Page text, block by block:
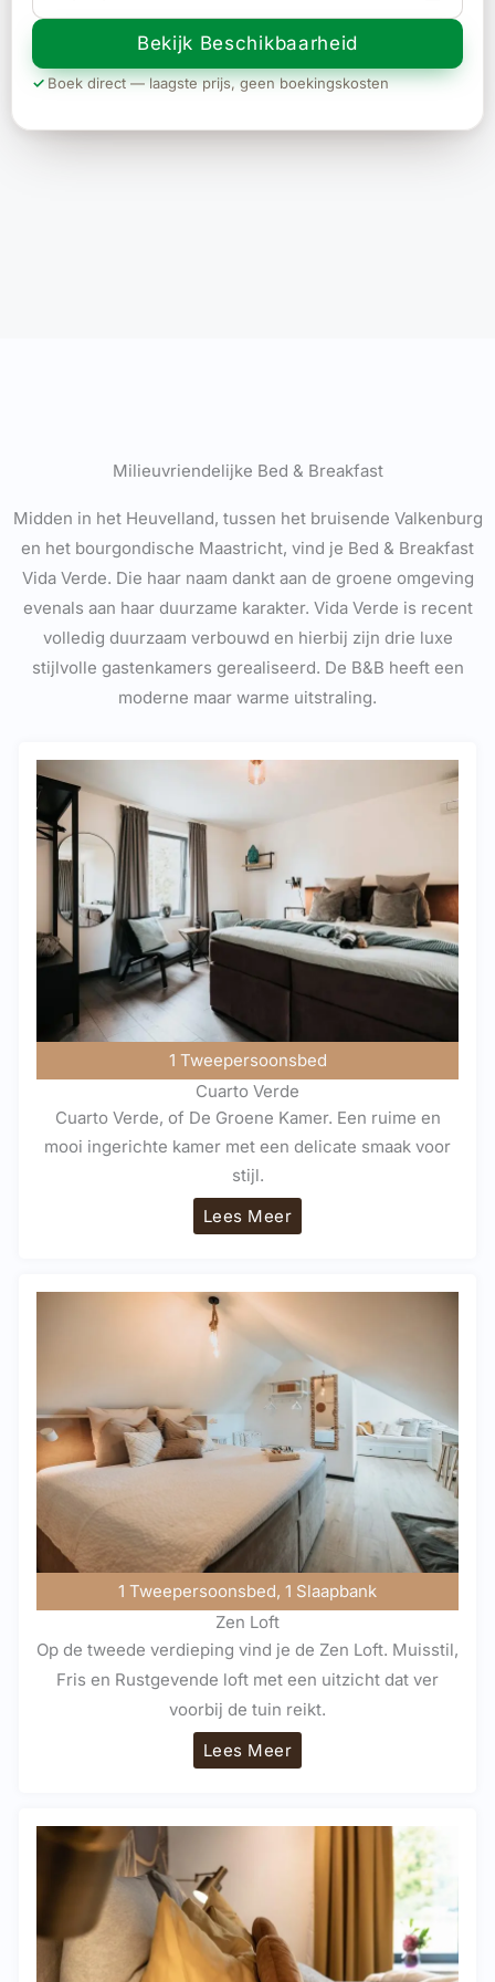
Bekijk Beschikbaarheid
Boek direct — laagste prijs, geen boekingskosten
Milieuvriendelijke Bed & Breakfast
Midden in het Heuvelland, tussen het bruisende Valkenburg
en het bourgondische Maastricht, vind je Bed & Breakfast
Vida Verde. Die haar naam dankt aan de groene omgeving
evenals aan haar duurzame karakter. Vida Verde is recent
volledig duurzaam verbouwd en hierbij zijn drie luxe
stijlvolle gastenkamers gerealiseerd. De B&B heeft een
moderne maar warme uitstraling.
1 Tweepersoonsbed
Cuarto Verde
Cuarto Verde, of De Groene Kamer. Een ruime en
mooi ingerichte kamer met een delicate smaak voor
stijl.
Lees Meer
1 Tweepersoonsbed, 1 Slaapbank
Zen Loft
Op de tweede verdieping vind je de Zen Loft. Muisstil,
Fris en Rustgevende loft met een uitzicht dat ver
voorbij de tuin reikt.
Lees Meer